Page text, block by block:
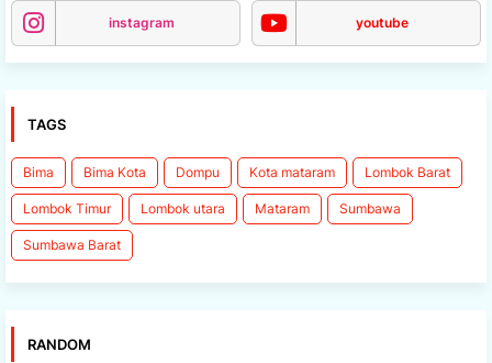
instagram youtube
TAGS
Bima Bima Kota Dompu Kota mataram Lombok Barat
Lombok Timur Lombok utara Mataram Sumbawa
Sumbawa Barat
RANDOM